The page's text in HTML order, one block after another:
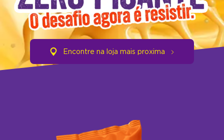
Encontre na loja mais proxima